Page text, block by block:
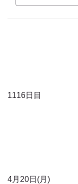
1116日目
4月20日(月)